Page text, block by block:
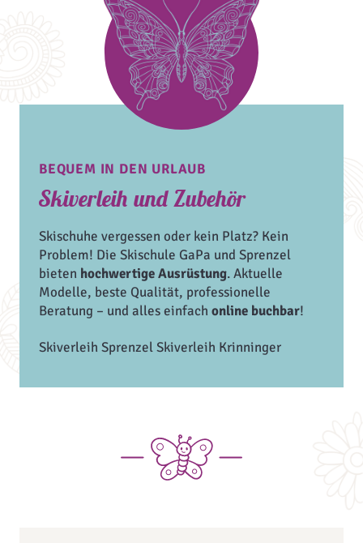
BEQUEM IN DEN URLAUB
Skiverleih und Zubehör
Skischuhe vergessen oder kein Platz? Kein
Problem! Die Skischule GaPa und Sprenzel
bieten hochwertige Ausrüstung. Aktuelle
Modelle, beste Qualität, professionelle
Beratung – und alles einfach online buchbar!
Skiverleih SprenzelSkiverleih Krinninger